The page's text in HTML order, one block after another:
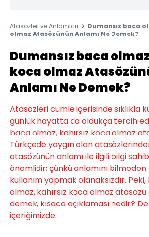
Atasözleri ve Anlamlari
Dumansız baca
olmaz Atasözünün Anlamı Ne Demek?
Dumansız baca
koca olmaz
Anlamı Ne Demek?
Atasözleri cümle içerisinde sıklıkla
günlük hayatta da oldukça tercih
baca olmaz, kahırsız koca olmaz
Türkçede yaygın olan
atasözünün anlamı ile ilgili bilgi
önemlidir; çünkü anlamını
kullanım yapmak olanaksızdır.
olmaz, kahırsız koca olmaz atasözü
demek, kısaca açıklaması nedir?
içeriğimizde.